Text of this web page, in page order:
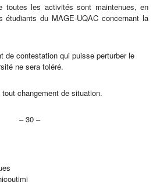
toutes les activités sont maintenues, en
étudiants du MAGE-UQAC concernant la
de contestation qui puisse perturber le
ne sera toléré.
tout changement de situation.
– 30 –